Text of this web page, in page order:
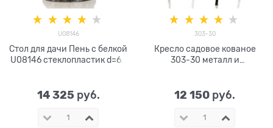
U08146
Стол для дачи Пень с белкой
U08146 стеклопластик d=60
14 325 руб.
303-30
Кресло садовое кованое
303-30 металл и
12 150 руб.